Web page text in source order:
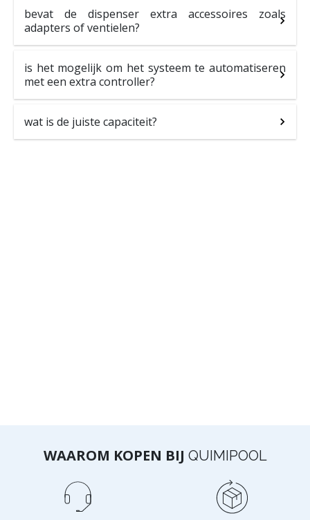
bevat de dispenser extra accessoires zoals
adapters of ventielen?
is het mogelijk om het systeem te automatiseren
met een extra controller?
wat is de juiste capaciteit?
WAAROM KOPEN BIJ QUIMIPOOL